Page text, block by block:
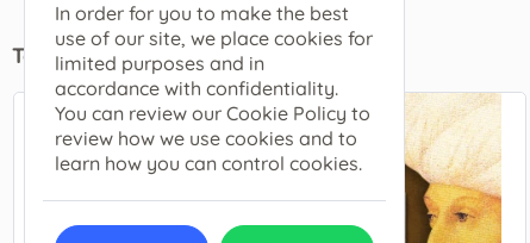
Tekrar Baskılar
In order for you to make the best
use of our site, we place cookies for
limited purposes and in
accordance with confidentiality.
You can review our Cookie Policy to
review how we use cookies and to
learn how you can control cookies.